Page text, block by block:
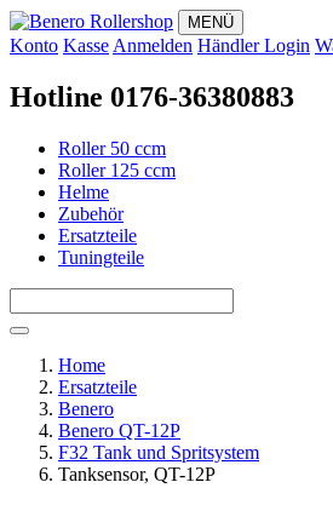
MENÜ
Konto Kasse Anmelden Händler Login
Hotline 0176-36380883
Roller 50 ccm
Roller 125 ccm
Helme
Zubehör
Ersatzteile
Tuningteile
Home
Ersatzteile
Benero
Benero QT-12P
F32 Tank und Spritsystem
Tanksensor, QT-12P